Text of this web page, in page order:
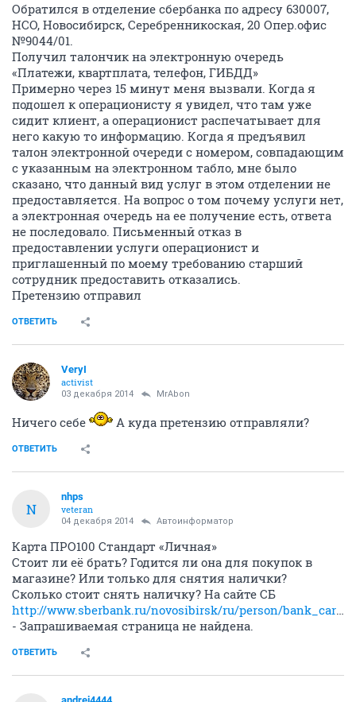
Обратился в отделение сбербанка по адресу 630007,
НСО, Новосибирск, Серебренникоская, 20 Опер.офис
№9044/01.
Получил талончик на электронную очередь
«Платежи, квартплата, телефон, ГИБДД»
Примерно через 15 минут меня вызвали. Когда я
подошел к операционисту я увидел, что там уже
сидит клиент, а операционист распечатывает для
него какую то информацию. Когда я предъявил
талон электронной очереди с номером, совпадающим
с указанным на электронном табло, мне было
сказано, что данный вид услуг в этом отделении не
предоставляется. На вопрос о том почему услуги нет,
а электронная очередь на ее получение есть, ответа
не последовало. Письменный отказ в
предоставлении услуги операционист и
приглашенный по моему требованию старший
сотрудник предоставить отказались.
Претензию отправил
ОТВЕТИТЬ
VeryI
activist
03 декабря 2014 MrAbon
Ничего себе А куда претензию отправляли?
ОТВЕТИТЬ
N
nhps
veteran
04 декабря 2014 Автоинформатор
Карта ПРО100 Стандарт «Личная»
Стоит ли её брать? Годится ли она для покупок в
магазине? Или только для снятия налички?
Сколько стоит снять наличку? На сайте СБ
http://www.sberbank.ru/novosibirsk/ru/person/bank_cards/debet/pro100/
- Запрашиваемая страница не найдена.
ОТВЕТИТЬ